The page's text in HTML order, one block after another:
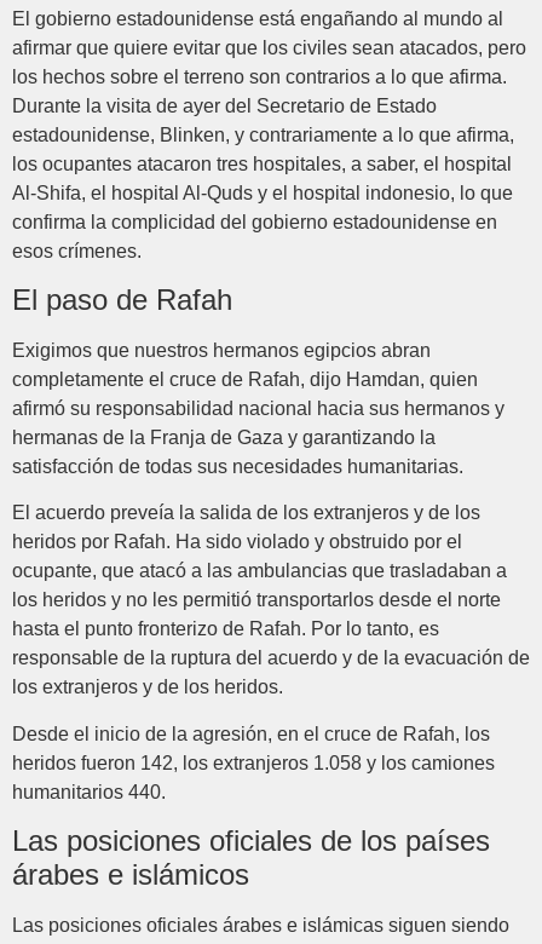
El gobierno estadounidense está engañando al mundo al
afirmar que quiere evitar que los civiles sean atacados, pero
los hechos sobre el terreno son contrarios a lo que afirma.
Durante la visita de ayer del Secretario de Estado
estadounidense, Blinken, y contrariamente a lo que afirma,
los ocupantes atacaron tres hospitales, a saber, el hospital
Al-Shifa, el hospital Al-Quds y el hospital indonesio, lo que
confirma la complicidad del gobierno estadounidense en
esos crímenes.
El paso de Rafah
Exigimos que nuestros hermanos egipcios abran
completamente el cruce de Rafah, dijo Hamdan, quien
afirmó su responsabilidad nacional hacia sus hermanos y
hermanas de la Franja de Gaza y garantizando la
satisfacción de todas sus necesidades humanitarias.
El acuerdo preveía la salida de los extranjeros y de los
heridos por Rafah. Ha sido violado y obstruido por el
ocupante, que atacó a las ambulancias que trasladaban a
los heridos y no les permitió transportarlos desde el norte
hasta el punto fronterizo de Rafah. Por lo tanto, es
responsable de la ruptura del acuerdo y de la evacuación de
los extranjeros y de los heridos.
Desde el inicio de la agresión, en el cruce de Rafah, los
heridos fueron 142, los extranjeros 1.058 y los camiones
humanitarios 440.
Las posiciones oficiales de los países
árabes e islámicos
Las posiciones oficiales árabes e islámicas siguen siendo